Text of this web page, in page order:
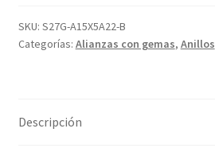
y
en
ref-
SKU: S27G-A15X5A22-B
Categorías: Alianzas con gemas, Anillos
Descripción